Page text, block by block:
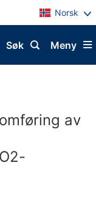
Norsk
Meny
Søk
av